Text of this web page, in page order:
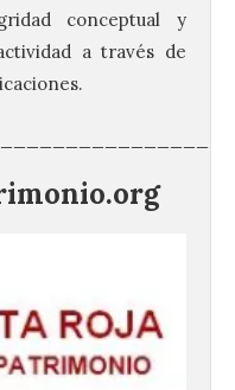
conceptual y
a través de